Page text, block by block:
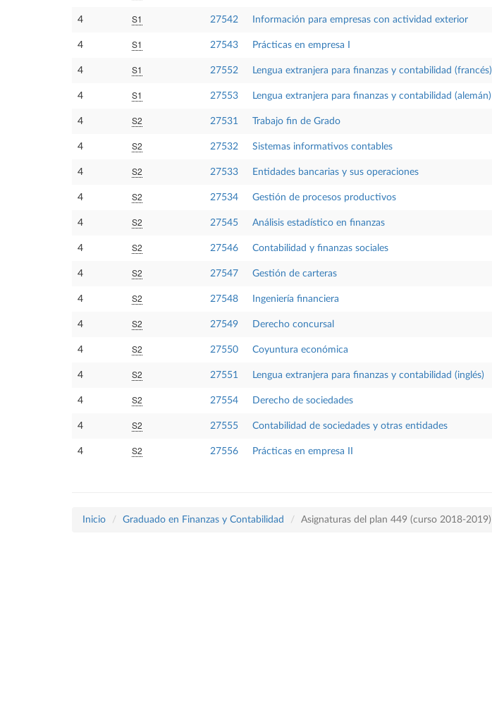
4 S1 27542 Información para empresas con actividad exterior
4 S1 27543 Prácticas en empresa I
4 S1 27552 Lengua extranjera para finanzas y contabilidad (francés)
4 S1 27553 Lengua extranjera para finanzas y contabilidad (alemán)
4 S2 27531 Trabajo fin de Grado
4 S2 27532 Sistemas informativos contables
4 S2 27533 Entidades bancarias y sus operaciones
4 S2 27534 Gestión de procesos productivos
4 S2 27545 Análisis estadístico en finanzas
4 S2 27546 Contabilidad y finanzas sociales
4 S2 27547 Gestión de carteras
4 S2 27548 Ingeniería financiera
4 S2 27549 Derecho concursal
4 S2 27550 Coyuntura económica
4 S2 27551 Lengua extranjera para finanzas y contabilidad (inglés)
4 S2 27554 Derecho de sociedades
4 S2 27555 Contabilidad de sociedades y otras entidades
4 S2 27556 Prácticas en empresa II
Inicio Graduado en Finanzas y Contabilidad Asignaturas del plan 449 (curso 2018-2019)